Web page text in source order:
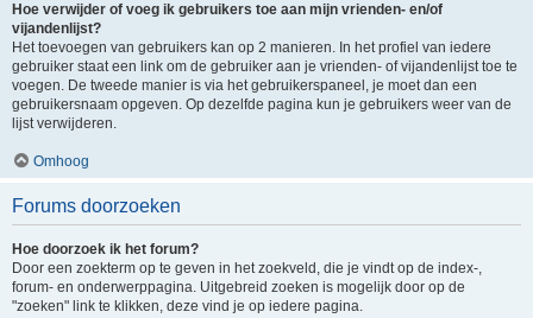
Hoe verwijder of voeg ik gebruikers toe aan mijn vrienden- en/of
vijandenlijst?
Het toevoegen van gebruikers kan op 2 manieren. In het profiel van iedere
gebruiker staat een link om de gebruiker aan je vrienden- of vijandenlijst toe te
voegen. De tweede manier is via het gebruikerspaneel, je moet dan een
gebruikersnaam opgeven. Op dezelfde pagina kun je gebruikers weer van de
lijst verwijderen.
Omhoog
Forums doorzoeken
Hoe doorzoek ik het forum?
Door een zoekterm op te geven in het zoekveld, die je vindt op de index-,
forum- en onderwerppagina. Uitgebreid zoeken is mogelijk door op de
"zoeken" link te klikken, deze vind je op iedere pagina.